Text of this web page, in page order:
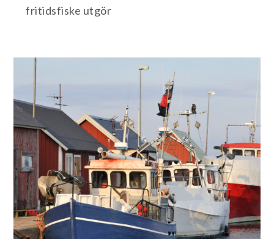
fritidsfiske utgör